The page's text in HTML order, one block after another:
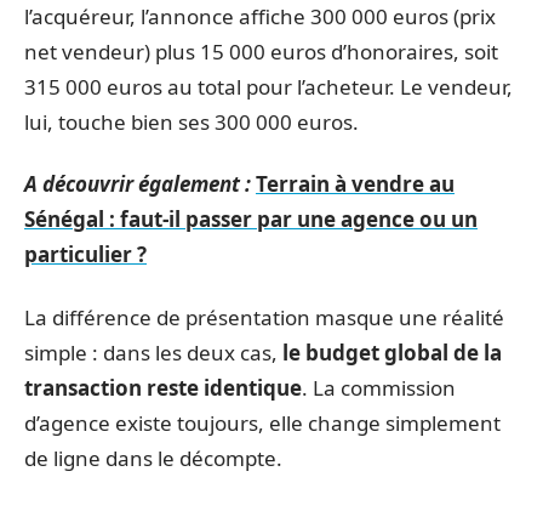
l’acquéreur, l’annonce affiche 300 000 euros (prix
net vendeur) plus 15 000 euros d’honoraires, soit
315 000 euros au total pour l’acheteur. Le vendeur,
lui, touche bien ses 300 000 euros.
A découvrir également :Terrain à vendre au
Sénégal : faut-il passer par une agence ou un
particulier ?
La différence de présentation masque une réalité
simple : dans les deux cas, le budget global de la
transaction reste identique. La commission
d’agence existe toujours, elle change simplement
de ligne dans le décompte.